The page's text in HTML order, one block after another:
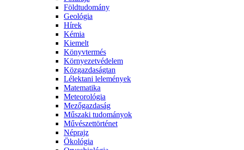
Földtudomány
Geológia
Hírek
Kémia
Kiemelt
Könyvtermés
Környezetvédelem
Közgazdaságtan
Lélektani lelemények
Matematika
Meteorológia
Mezőgazdaság
Műszaki tudományok
Művészettörténet
Néprajz
Ökológia